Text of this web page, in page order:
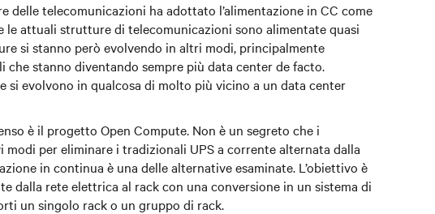
delle telecomunicazioni ha adottato l’alimentazione in CC come
attuali strutture di telecomunicazioni sono alimentate quasi
si stanno però evolvendo in altri modi, principalmente
stanno diventando sempre più data center de facto.
si evolvono in qualcosa di molto più vicino a un data center
è il progetto Open Compute. Non è un segreto che i
per eliminare i tradizionali UPS a corrente alternata dalla
in continua è una delle alternative esaminate. L’obiettivo è
dalla rete elettrica al rack con una conversione in un sistema di
un singolo rack o un gruppo di rack.